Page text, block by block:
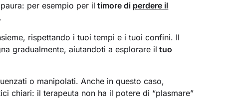
per esempio per il timore di perdere il
rispettando i tuoi tempi e i tuoi confini. Il
gradualmente, aiutandoti a esplorare il tuo
o manipolati. Anche in questo caso,
chiari: il terapeuta non ha il potere di “plasmare”